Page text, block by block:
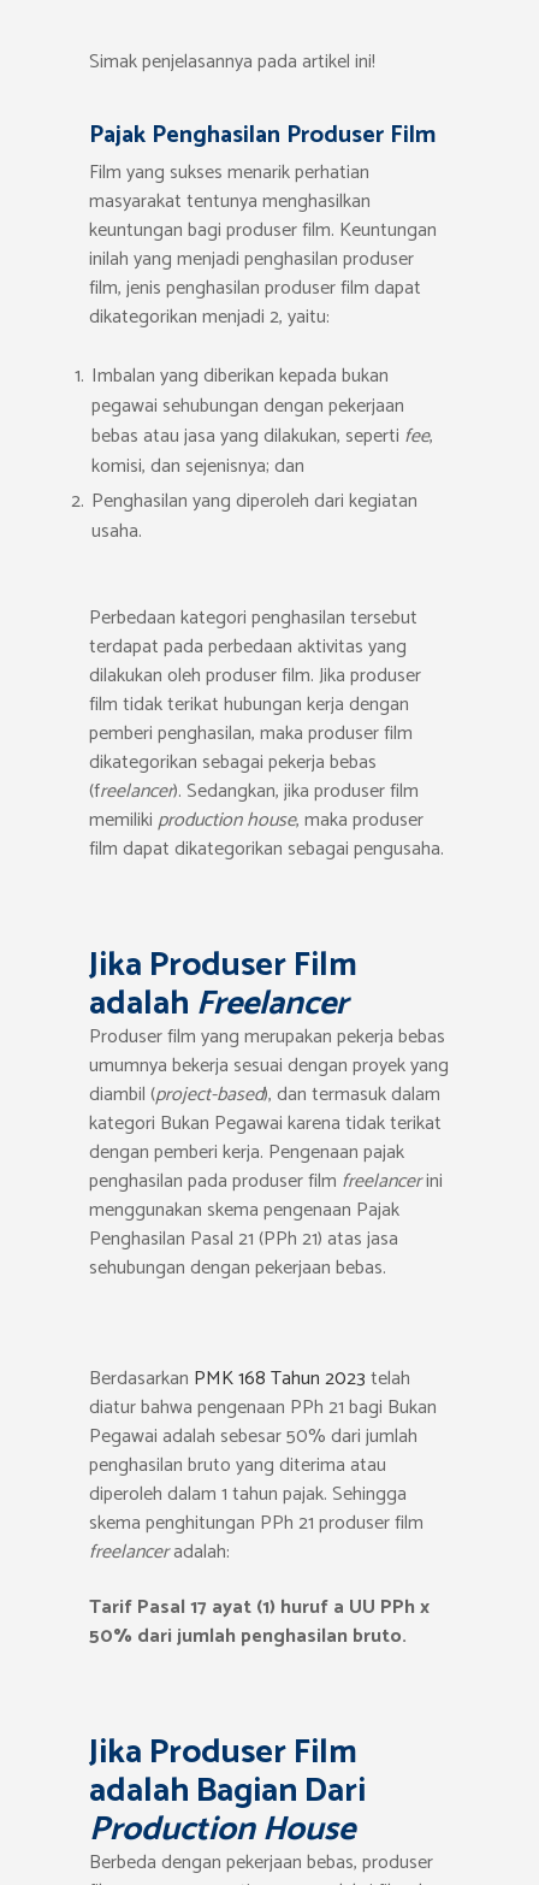
Simak penjelasannya pada artikel ini!
Pajak Penghasilan Produser Film
Film yang sukses menarik perhatian
masyarakat tentunya menghasilkan
keuntungan bagi produser film. Keuntungan
inilah yang menjadi penghasilan produser
film, jenis penghasilan produser film dapat
dikategorikan menjadi 2, yaitu:
Imbalan yang diberikan kepada bukan
pegawai sehubungan dengan pekerjaan
bebas atau jasa yang dilakukan, seperti fee,
komisi, dan sejenisnya; dan
Penghasilan yang diperoleh dari kegiatan
usaha.
Perbedaan kategori penghasilan tersebut
terdapat pada perbedaan aktivitas yang
dilakukan oleh produser film. Jika produser
film tidak terikat hubungan kerja dengan
pemberi penghasilan, maka produser film
dikategorikan sebagai pekerja bebas
(freelancer). Sedangkan, jika produser film
memilikiproduction house, maka produser
film dapat dikategorikan sebagai pengusaha.
Jika Produser Film
adalahFreelancer
Produser film yang merupakan pekerja bebas
umumnya bekerja sesuai dengan proyek yang
diambil (project-based), dan termasuk dalam
kategori Bukan Pegawai karena tidak terikat
dengan pemberi kerja. Pengenaan pajak
penghasilan pada produser film freelancerini
menggunakan skema pengenaan Pajak
Penghasilan Pasal 21 (PPh 21) atas jasa
sehubungan dengan pekerjaan bebas.
Berdasarkan PMK 168 Tahun 2023telah
diatur bahwa pengenaan PPh 21 bagi Bukan
Pegawai adalah sebesar 50% dari jumlah
penghasilan bruto yang diterima atau
diperoleh dalam 1 tahun pajak. Sehingga
skema penghitungan PPh 21 produser film
freelanceradalah:
Tarif Pasal 17 ayat (1) huruf a UU PPh x
50% dari jumlah penghasilan bruto.
Jika Produser Film
adalah Bagian Dari
Production House
Berbeda dengan pekerjaan bebas, produser